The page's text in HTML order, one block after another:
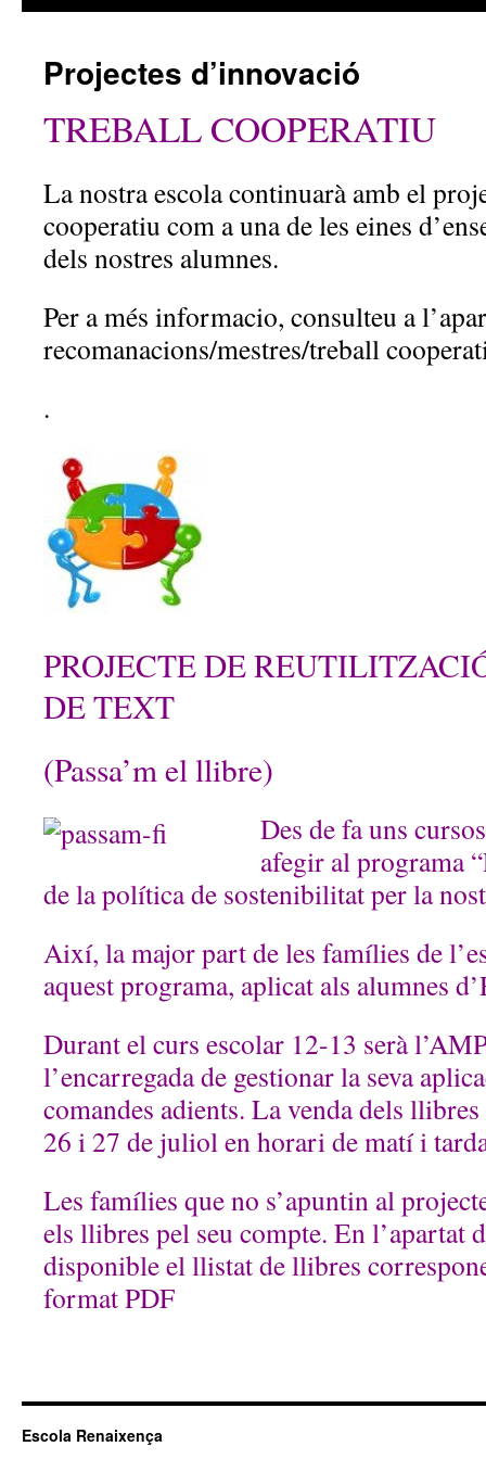
Projectes d’innovació
TREBALL COOPERATIU
La nostra escola continuarà amb el
cooperatiu com a una de les eines
dels nostres alumnes.
Per a més informacio, consulteu a
recomanacions/mestres/treball
.
PROJECTE DE
DE TEXT
(Passa’m el llibre)
Des de fa uns
afegir al programa
de la política de sostenibilitat per la
Així, la major part de les famílies de
aquest programa, aplicat als alumnes
Durant el curs escolar 12-13 serà
l’encarregada de gestionar la seva
comandes adients. La venda dels
26 i 27 de juliol en horari de matí i
Les famílies que no s’apuntin al
els llibres pel seu compte. En l’apartat
disponible el llistat de llibres
format PDF
Escola Renaixença